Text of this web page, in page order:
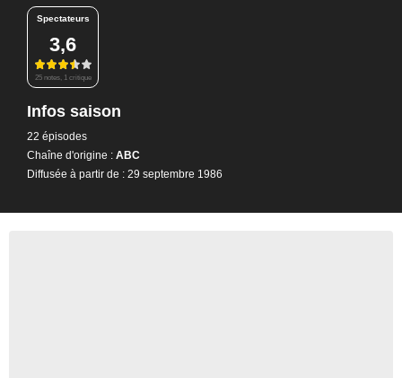
Spectateurs
3,6
25 notes, 1 critique
Infos saison
22 épisodes
Chaîne d'origine : ABC
Diffusée à partir de : 29 septembre 1986